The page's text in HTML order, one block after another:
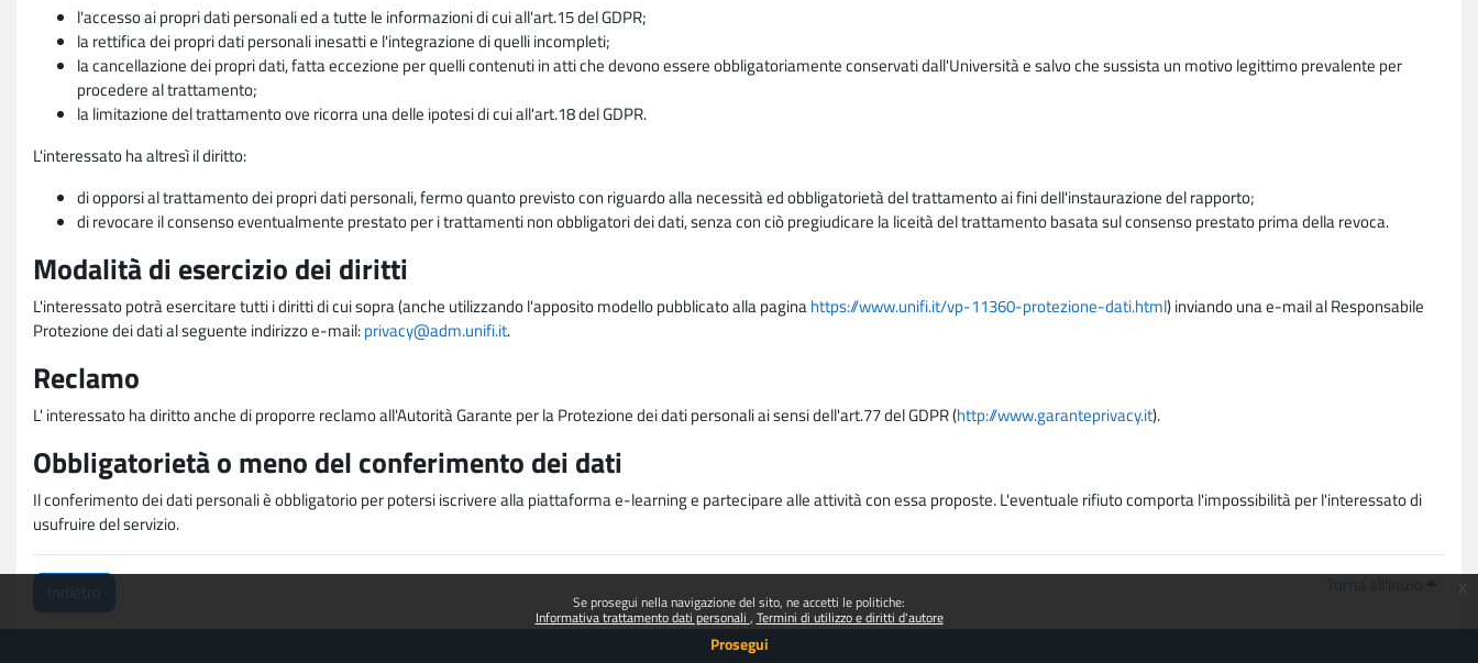
Se prosegui nella navigazione del sito, ne accetti le politiche:
Informativa trattamento dati personali Termini di utilizzo e diritti d'autore
Prosegui
l'accesso ai propri dati personali ed a tutte le informazioni di cui all'art.15 del GDPR;
la rettifica dei propri dati personali inesatti e l'integrazione di quelli incompleti;
la cancellazione dei propri dati, fatta eccezione per quelli contenuti in atti che devono essere obbligatoriamente conservati dall'Università e salvo che sussista un motivo legittimo prevalente per
procedere al trattamento;
la limitazione del trattamento ove ricorra una delle ipotesi di cui all'art.18 del GDPR.
L'interessato ha altresì il diritto:
di opporsi al trattamento dei propri dati personali, fermo quanto previsto con riguardo alla necessità ed obbligatorietà del trattamento ai fini dell'instaurazione del rapporto;
di revocare il consenso eventualmente prestato per i trattamenti non obbligatori dei dati, senza con ciò pregiudicare la liceità del trattamento basata sul consenso prestato prima della revoca.
Modalità di esercizio dei diritti
L'interessato potrà esercitare tutti i diritti di cui sopra (anche utilizzando l'apposito modello pubblicato alla paginahttps://www.unifi.it/vp-11360-protezione-dati.html) inviando una e-mail al Responsabile
Protezione dei dati al seguente indirizzo e-mail:privacy@adm.unifi.it.
Reclamo
L' interessato ha diritto anche di proporre reclamo all'Autorità Garante per la Protezione dei dati personali ai sensi dell'art.77 del GDPR (http://www.garanteprivacy.it).
Obbligatorietà o meno del conferimento dei dati
Il conferimento dei dati personali è obbligatorio per potersi iscrivere alla piattaforma e-learning e partecipare alle attività con essa proposte. L'eventuale rifiuto comporta l'impossibilità per l'interessato di
usufruire del servizio.
Indietro Torna all'inizio